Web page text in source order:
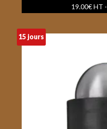
19.00€HT -
15 jours